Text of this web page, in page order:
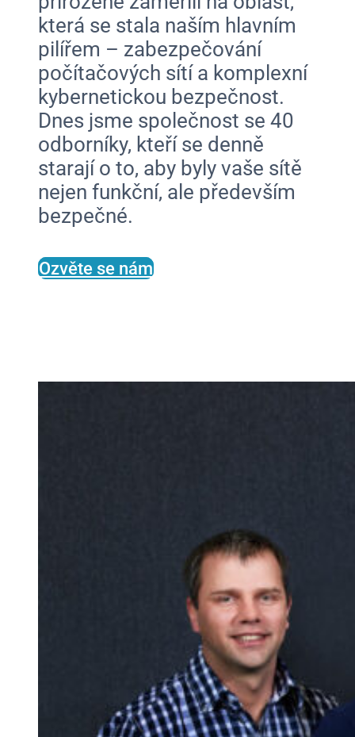
která se stala naším hlavním
pilířem – zabezpečování
počítačových sítí a komplexní
kybernetickou bezpečnost.
Dnes jsme společnost se 40
odborníky, kteří se denně
starají o to, aby byly vaše sítě
nejen funkční, ale především
bezpečné.
Ozvěte se nám